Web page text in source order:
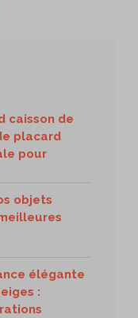
caisson de
placard
pour
objets
élégante
: